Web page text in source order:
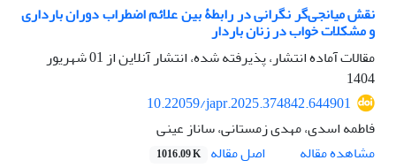
نقش میانجی‌گر نگرانی در رابطۀ بین علائم اضطراب دوران بارداری
و مشکلات خواب در زنان باردار
مقالات آماده انتشار، پذیرفته شده، انتشار آنلاین از
01 شهریور
1404
10.22059/japr.2025.374842.644901
فاطمه اسدی، مهدی زمستانی، ساناز عینی
مشاهده مقاله
اصل مقاله 1016.09 K